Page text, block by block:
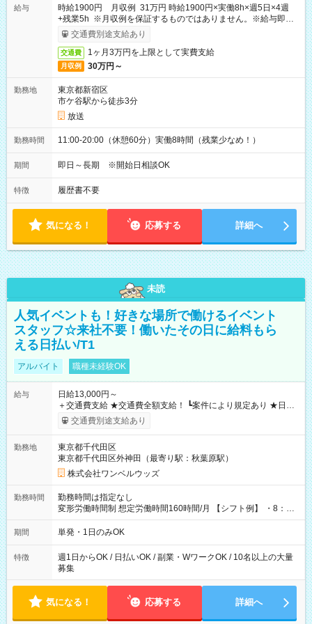
給与
時給1900円 月収例 31万円 時給1900円×実働8h×週5日×4週
+残業5h ※月収例を保証するものではありません。※給与即受
取りサービス利用可（利用条件有）
交通費別途支給あり
交通費 1ヶ月3万円を上限として実費支給
月収例 30万円～
勤務地
東京都新宿区
市ケ谷駅から徒歩3分
放送
勤務時間 11:00-20:00（休憩60分）実働8時間（残業少なめ！）
期間 即日～長期 ※開始日相談OK
特徴 履歴書不要
気になる！ 応募する 詳細へ
未読
人気イベントも！好きな場所で働けるイベント
スタッフ☆来社不要！働いたその日に給料もら
える日払い/T1
アルバイト 職種未経験OK
給与
日給13,000円～
＋交通費支給 ★交通費全額支給！ ┗案件により規定あり ★日払
いOK！（規定あり） ┗働いたその日に現金GET♪ お仕事後はコ
ンビニATMから 日払い分を引き落とせます！ 【試用期間】試
交通費別途支給あり
勤務地
東京都千代田区
東京都千代田区外神田（最寄り駅：秋葉原駅）
株式会社ワンベルウッズ
勤務時間
勤務時間は指定なし
変形労働時間制 想定労働時間160時間/月 【シフト例】 ・8：00
～21：00
期間 単発・1日のみOK
特徴
週1日からOK / 日払いOK / 副業・WワークOK / 10名以上の大量
募集
気になる！ 応募する 詳細へ